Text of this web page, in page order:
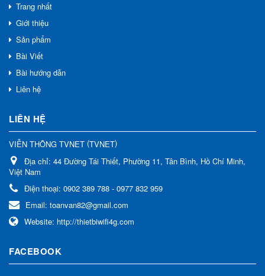
Trang nhất
Giới thiệu
Sản phẩm
Bài Viết
Bài hướng dẫn
Liên hệ
LIÊN HỆ
VIỄN THÔNG TVNET (TVNET)
Địa chỉ: 44 Đường Tái Thiết, Phường 11, Tân Bình, Hồ Chí Minh,
Việt Nam
Điện thoại: 0902 389 788 - 0977 832 959
Email: toanvan82@gmail.com
Website: http://thietbiwifi4g.com
FACEBOOK